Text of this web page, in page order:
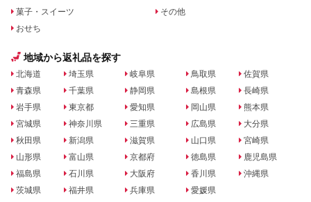
菓子・スイーツ
おせち
その他
地域から返礼品を探す
北海道
青森県
岩手県
宮城県
秋田県
山形県
福島県
茨城県
埼玉県
千葉県
東京都
神奈川県
新潟県
富山県
石川県
福井県
岐阜県
静岡県
愛知県
三重県
滋賀県
京都府
大阪府
兵庫県
鳥取県
島根県
岡山県
広島県
山口県
徳島県
香川県
愛媛県
佐賀県
長崎県
熊本県
大分県
宮崎県
鹿児島県
沖縄県